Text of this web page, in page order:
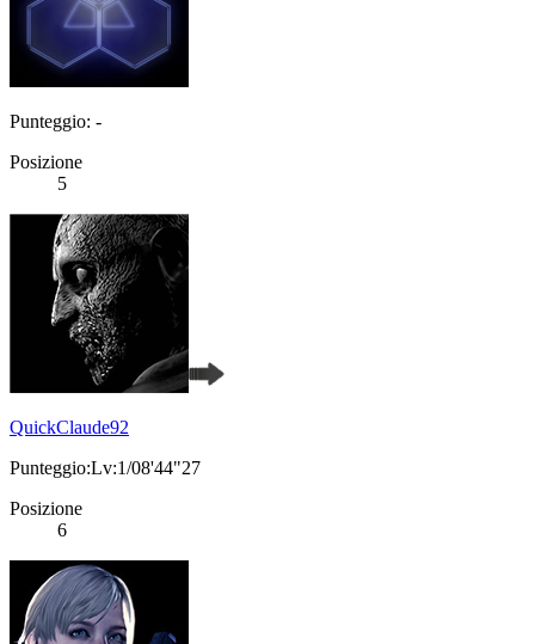
Punteggio: -
Posizione
5
QuickClaude92
Punteggio:Lv:1/08'44"27
Posizione
6